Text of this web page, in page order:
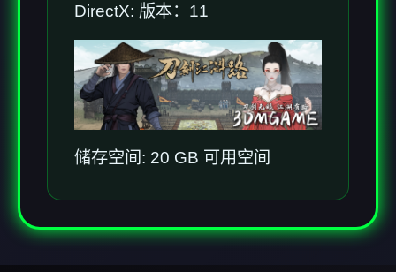
DirectX: 版本：11
储存空间: 20 GB 可用空间